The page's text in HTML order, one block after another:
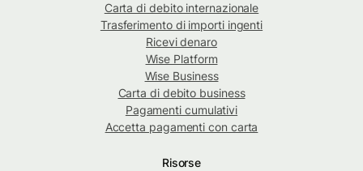
Carta di debito internazionale
Trasferimento di importi ingenti
Ricevi denaro
Wise Platform
Wise Business
Carta di debito business
Pagamenti cumulativi
Accetta pagamenti con carta
Risorse